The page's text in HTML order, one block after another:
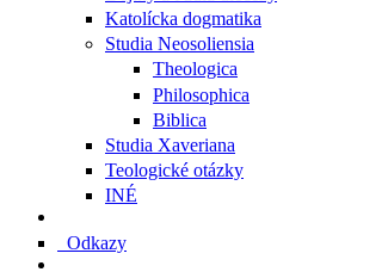
Katolícka dogmatika
Studia Neosoliensia
Theologica
Philosophica
Biblica
Studia Xaveriana
Teologické otázky
INÉ
Odkazy